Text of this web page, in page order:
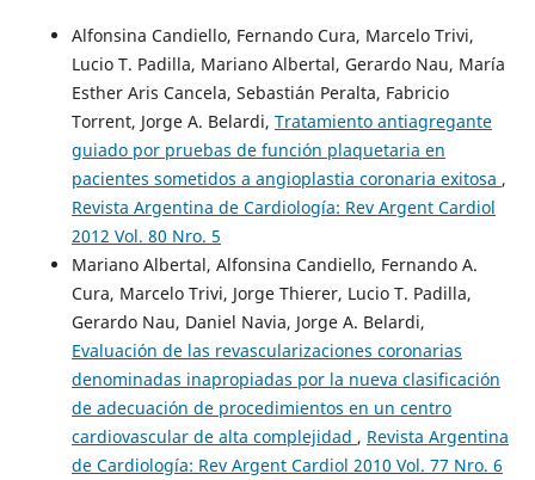
Alfonsina Candiello, Fernando Cura, Marcelo Trivi,
Lucio T. Padilla, Mariano Albertal, Gerardo Nau, María
Esther Aris Cancela, Sebastián Peralta, Fabricio
Torrent, Jorge A. Belardi, Tratamiento antiagregante
guiado por pruebas de función plaquetaria en
pacientes sometidos a angioplastia coronaria exitosa ,
Revista Argentina de Cardiología: Rev Argent Cardiol
2012 Vol. 80 Nro. 5
Mariano Albertal, Alfonsina Candiello, Fernando A.
Cura, Marcelo Trivi, Jorge Thierer, Lucio T. Padilla,
Gerardo Nau, Daniel Navia, Jorge A. Belardi,
Evaluación de las revascularizaciones coronarias
denominadas inapropiadas por la nueva clasificación
de adecuación de procedimientos en un centro
cardiovascular de alta complejidad , Revista Argentina
de Cardiología: Rev Argent Cardiol 2010 Vol. 77 Nro. 6